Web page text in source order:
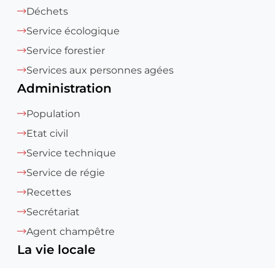
Déchets
Service écologique
Service forestier
Services aux personnes agées
Administration
Population
Etat civil
Service technique
Service de régie
Recettes
Secrétariat
Agent champêtre
La vie locale